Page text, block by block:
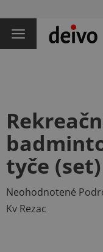
na
obsah
tyče (set)
Priemerné
hodnotenie
Neohodnotené
Kv Rezac